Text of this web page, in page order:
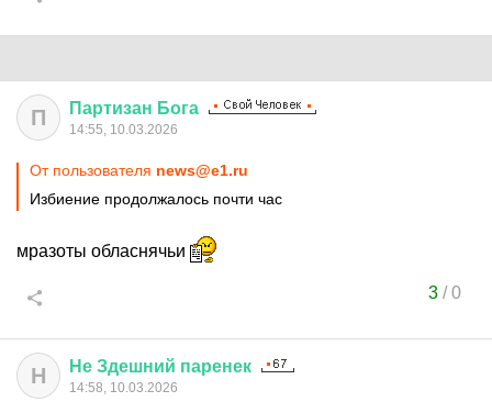
П Партизан Бога
14:55, 10.03.2026
От пользователя news@e1.ru
Избиение продолжалось почти час
мразоты обласнячьи
3/0
Н Не Здешний паренек
14:58, 10.03.2026